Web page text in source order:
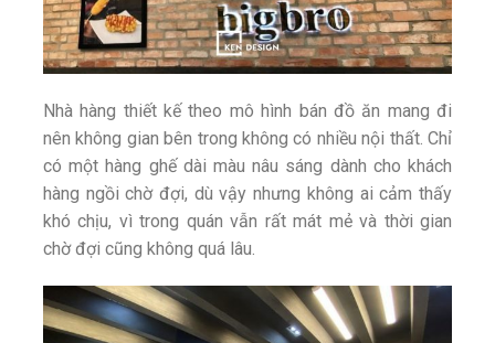
Nhà hàng thiết kế theo mô hình bán đồ ăn mang đi
nên không gian bên trong không có nhiều nội thất. Chỉ
có một hàng ghế dài màu nâu sáng dành cho khách
hàng ngồi chờ đợi, dù vậy nhưng không ai cảm thấy
khó chịu, vì trong quán vẫn rất mát mẻ và thời gian
chờ đợi cũng không quá lâu.